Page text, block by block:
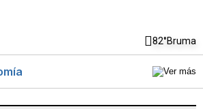
82°Bruma